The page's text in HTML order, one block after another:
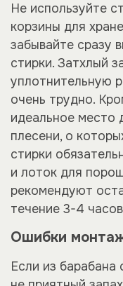
Не используйте
корзины для
забывайте сразу
стирки. Затхлый
уплотнительную
очень трудно.
идеальное место
плесени, о
стирки
и лоток для
рекомендуют
течение 3-4
Ошибки
Если из